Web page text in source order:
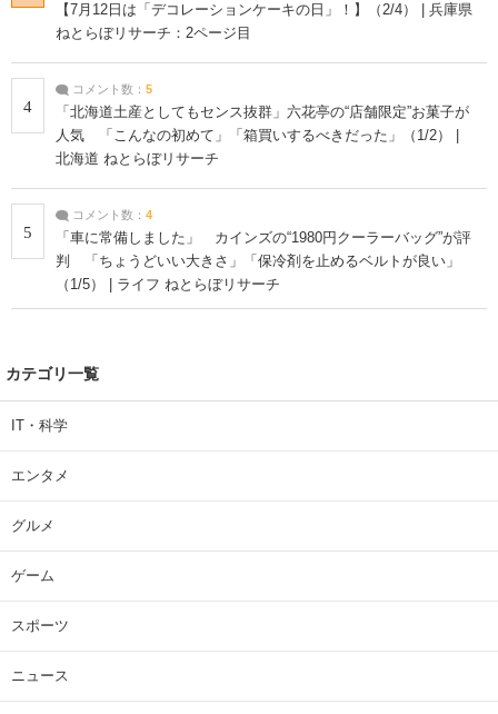
【7月12日は「デコレーションケーキの日」！】（2/4） | 兵庫県
ねとらぼリサーチ：2ページ目
4
コメント数： 5
「北海道土産としてもセンス抜群」六花亭の“店舗限定”お菓子が
人気 「こんなの初めて」「箱買いするべきだった」（1/2） |
北海道 ねとらぼリサーチ
5
コメント数： 4
「車に常備しました」 カインズの“1980円クーラーバッグ”が評
判 「ちょうどいい大きさ」「保冷剤を止めるベルトが良い」
（1/5） | ライフ ねとらぼリサーチ
カテゴリ一覧
IT・科学
エンタメ
グルメ
ゲーム
スポーツ
ニュース